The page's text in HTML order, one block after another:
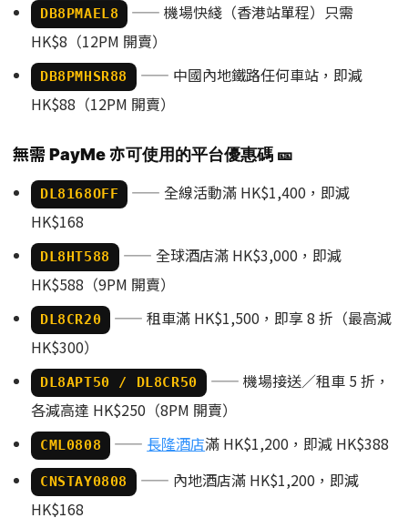
DB8PMAEL8
—— 機場快綫（香港站單程）只需
HK$8（12PM 開賣）
DB8PMHSR88
—— 中國內地鐵路任何車站，即減
HK$88（12PM 開賣）
無需 PayMe 亦可使用的平台優惠碼 🎫
DL8168OFF
—— 全線活動滿 HK$1,400，即減
HK$168
DL8HT588
—— 全球酒店滿 HK$3,000，即減
HK$588（9PM 開賣）
DL8CR20
—— 租車滿 HK$1,500，即享 8 折（最高減
HK$300）
DL8APT50 / DL8CR50
—— 機場接送／租車 5 折，
各減高達 HK$250（8PM 開賣）
CML0808 —— 長隆酒店滿 HK$1,200，即減 HK$388
CNSTAY0808
—— 內地酒店滿 HK$1,200，即減
HK$168